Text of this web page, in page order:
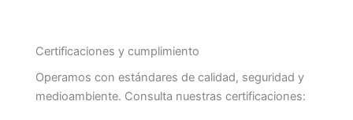
Certificaciones y cumplimiento
Operamos con estándares de calidad, seguridad y
medioambiente. Consulta nuestras certificaciones: